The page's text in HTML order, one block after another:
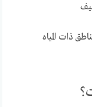
ذات المياه